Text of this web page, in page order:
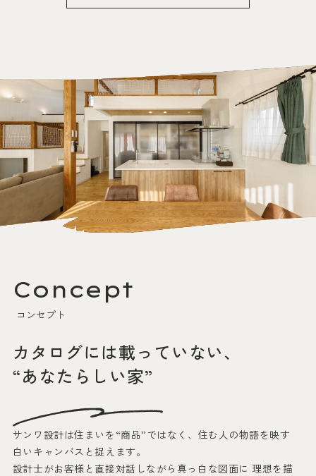
Concept
コンセプト
カタログには載っていない、
“あなたらしい家”
サンワ設計は住まいを“商品”ではなく、住む人の物語を映す
白いキャンバスと捉えます。
設計士がお客様と直接対話しながら真っ白な図面に 理想を描